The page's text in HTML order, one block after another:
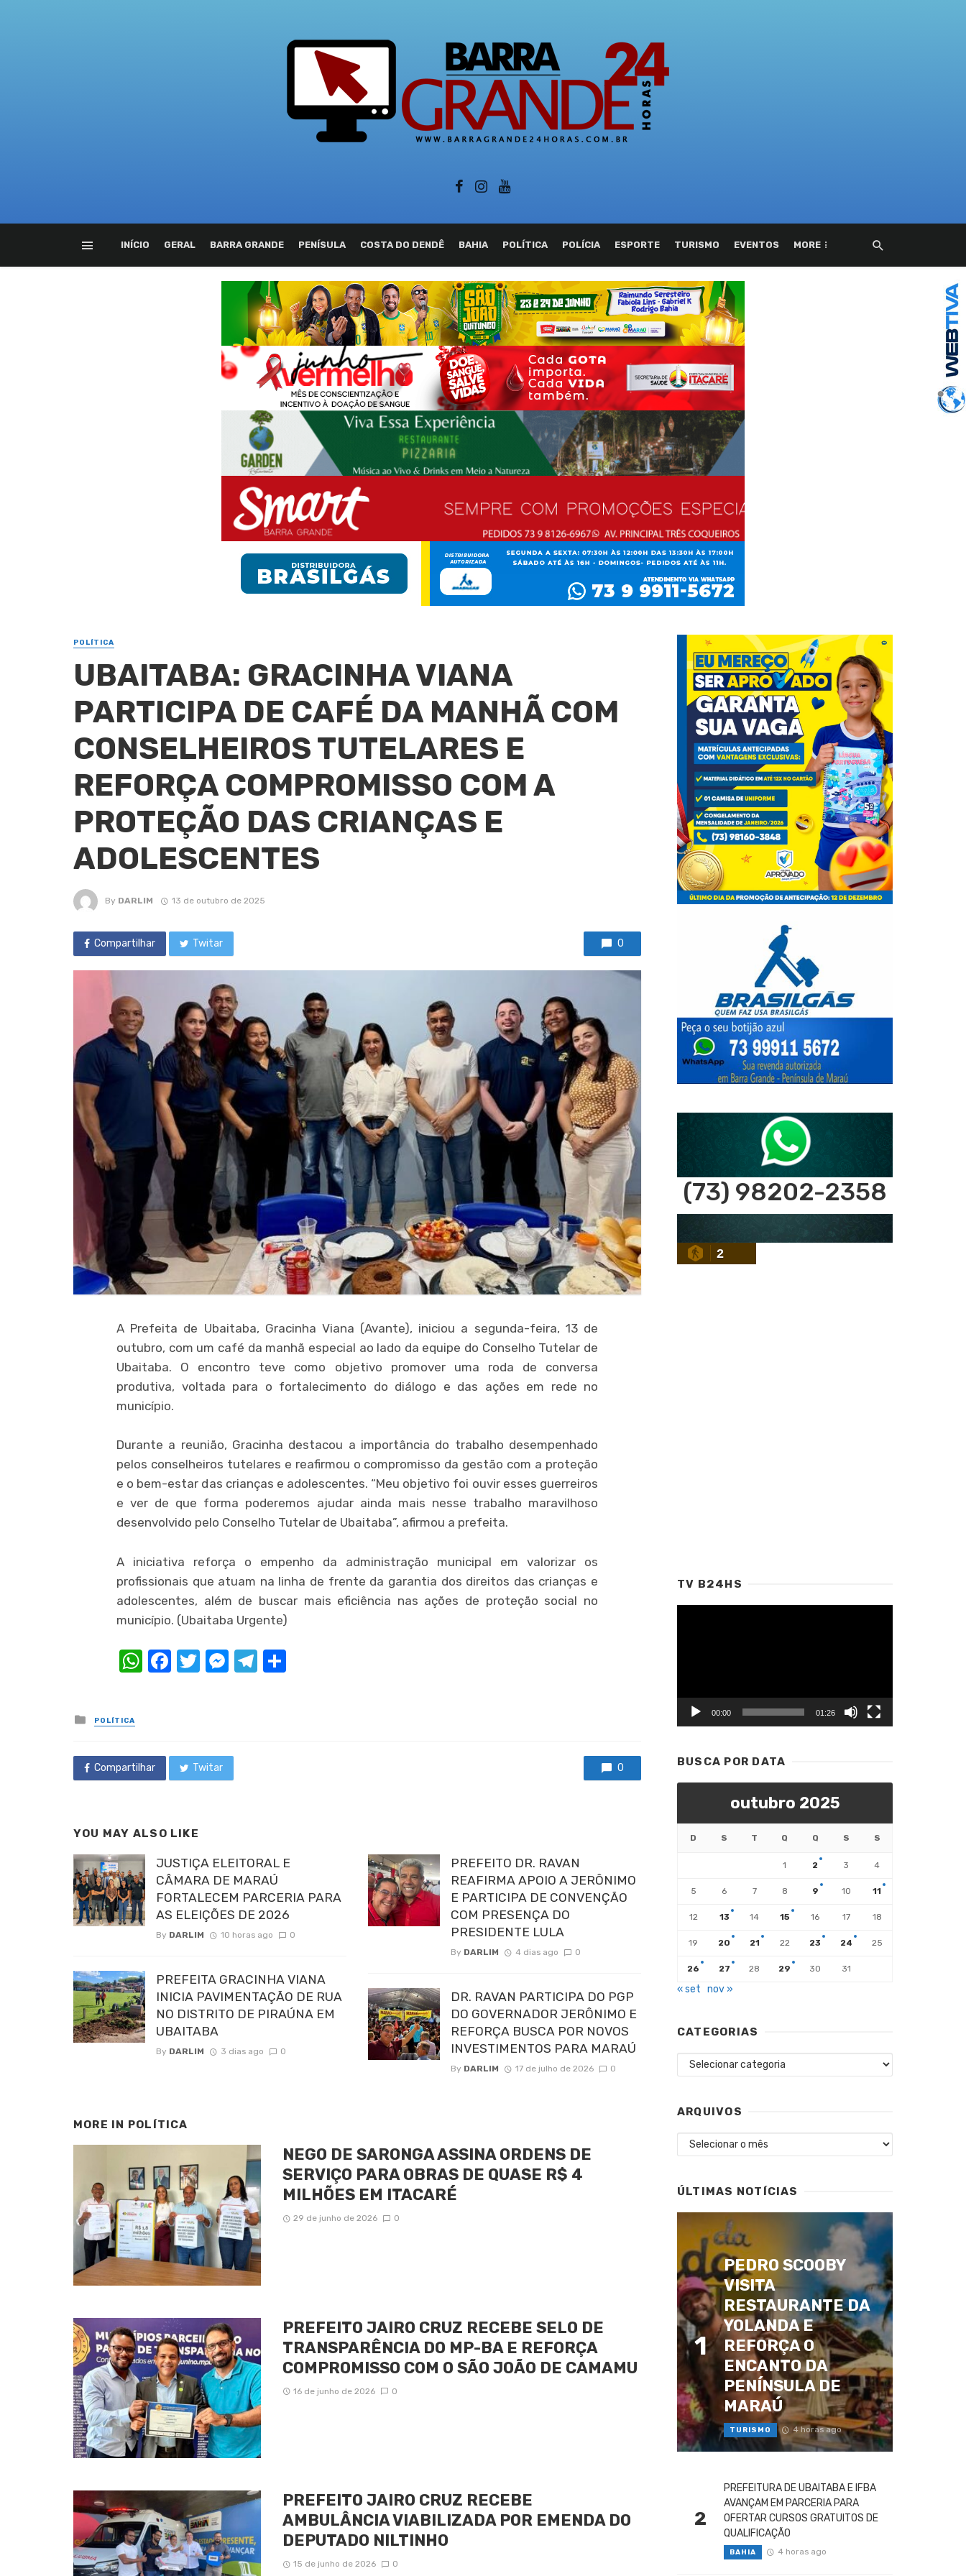
INÍCIO GERAL BARRA GRANDE PENÍSULA COSTA DO DENDÊ BAHIA POLÍTICA POLÍCIA ESPORTE TURISMO EVENTOS MORE
POLÍTICA
UBAITABA: GRACINHA VIANA
PARTICIPA DE CAFÉ DA MANHÃ COM
CONSELHEIROS TUTELARES E
REFORÇA COMPROMISSO COM A
PROTEÇÃO DAS CRIANÇAS E
ADOLESCENTES
By DARLIM 13 de outubro de 2025
Compartilhar Twitar 0
A Prefeita de Ubaitaba, Gracinha Viana (Avante), iniciou a segunda-feira, 13 de
outubro, com um café da manhã especial ao lado da equipe do Conselho Tutelar de
Ubaitaba. O encontro teve como objetivo promover uma roda de conversa
produtiva, voltada para o fortalecimento do diálogo e das ações em rede no
município.
Durante a reunião, Gracinha destacou a importância do trabalho desempenhado
pelos conselheiros tutelares e reafirmou o compromisso da gestão com a proteção
e o bem-estar das crianças e adolescentes. “Meu objetivo foi ouvir esses guerreiros
e ver de que forma poderemos ajudar ainda mais nesse trabalho maravilhoso
desenvolvido pelo Conselho Tutelar de Ubaitaba”, afirmou a prefeita.
A iniciativa reforça o empenho da administração municipal em valorizar os
profissionais que atuam na linha de frente da garantia dos direitos das crianças e
adolescentes, além de buscar mais eficiência nas ações de proteção social no
município. (Ubaitaba Urgente)
WhatsApp
Facebook
Twitter
Messenger
Telegram
Posted
in
POLÍTICA
Compartilhar Twitar 0
YOU MAY ALSO LIKE
JUSTIÇA ELEITORAL E
CÂMARA DE MARAÚ
FORTALECEM PARCERIA PARA
AS ELEIÇÕES DE 2026
By DARLIM 10 horas ago 0
PREFEITA GRACINHA VIANA
INICIA PAVIMENTAÇÃO DE RUA
NO DISTRITO DE PIRAÚNA EM
UBAITABA
By DARLIM 3 dias ago 0
PREFEITO DR. RAVAN
REAFIRMA APOIO A JERÔNIMO
E PARTICIPA DE CONVENÇÃO
COM PRESENÇA DO
PRESIDENTE LULA
By DARLIM 4 dias ago 0
DR. RAVAN PARTICIPA DO PGP
DO GOVERNADOR JERÔNIMO E
REFORÇA BUSCA POR NOVOS
INVESTIMENTOS PARA MARAÚ
By DARLIM 17 de julho de 2026 0
MORE IN POLÍTICA
NEGO DE SARONGA ASSINA ORDENS DE
SERVIÇO PARA OBRAS DE QUASE R$ 4
MILHÕES EM ITACARÉ
29 de junho de 2026 0
PREFEITO JAIRO CRUZ RECEBE SELO DE
TRANSPARÊNCIA DO MP-BA E REFORÇA
COMPROMISSO COM O SÃO JOÃO DE CAMAMU
16 de junho de 2026 0
PREFEITO JAIRO CRUZ RECEBE
AMBULÂNCIA VIABILIZADA POR EMENDA DO
DEPUTADO NILTINHO
15 de junho de 2026 0
(73) 98202-2358
2
TV B24HS
00:00 01:26
BUSCA POR DATA
outubro 2025
D S T Q Q S S
1 2 3 4
5 6 7 8 9 10 11
12 13 14 15 16 17 18
19 20 21 22 23 24 25
26 27 28 29 30 31
« set nov »
CATEGORIAS
Categorias
ARQUIVOS
Arquivos
ÚLTIMAS NOTÍCIAS
1
PEDRO SCOOBY
VISITA
RESTAURANTE DA
YOLANDA E
REFORÇA O
ENCANTO DA
PENÍNSULA DE
MARAÚ
TURISMO 4 horas ago
2
PREFEITURA DE UBAITABA E IFBA
AVANÇAM EM PARCERIA PARA
OFERTAR CURSOS GRATUITOS DE
QUALIFICAÇÃO
BAHIA 4 horas ago